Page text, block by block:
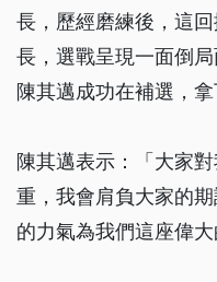
長，歷經磨練後，這
長，選戰呈現一面倒
陳其邁成功在補選，拿
陳其邁表示：「大家
重，我會肩負大家的
的力氣為我們這座偉